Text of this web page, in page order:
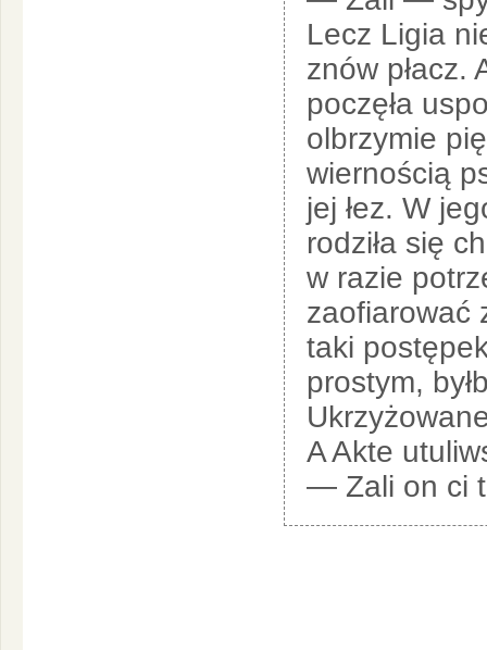
Lecz Ligia
znów płacz.
poczęła
olbrzymie
wiernością
jej łez. W
rodziła się
w razie
zaofiarować
taki
prostym,
A Akte
— Zali on ci